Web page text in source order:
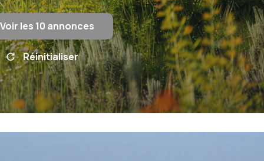
Voir les 10 annonces
Réinitialiser